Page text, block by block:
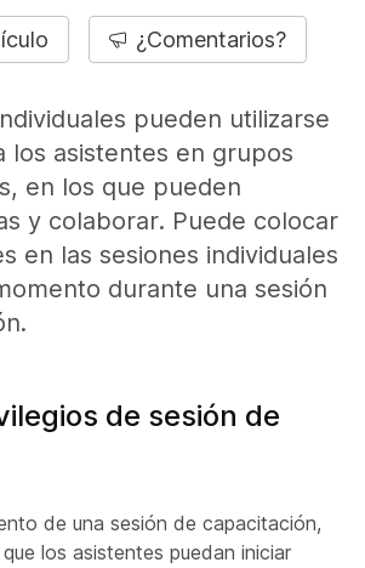
¿Comentarios?
pueden utilizarse
los asistentes en grupos
en los que pueden
y colaborar. Puede colocar
en las sesiones individuales
durante una sesión
de sesión de
de una sesión de capacitación,
los asistentes puedan iniciar